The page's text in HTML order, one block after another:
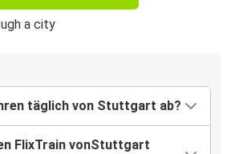
täglich von Stuttgart ab?
FlixTrain vonStuttgart